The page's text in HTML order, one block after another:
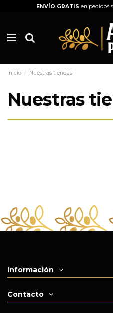
ENVÍO GRATIS en pedidos
Inicio Nuestras tiendas
Nuestras
Información
Contacto